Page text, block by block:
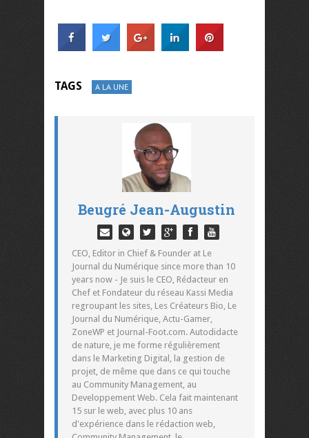
TAGS A LA UNE
Beugré Jean-Augustin
CEO, Editor in Chief & Founder at Le
Journal du Numérique since more than 10
years now - Je suis le CEO, Rédacteur en
Chef et Fondateur du réseau Kassi Media
regroupant les sites, Les Créateurs Bio, Le
Journal du Numérique, Actu-Gamer,
ZoneWP et Journal-Foot.com. Autodidacte
de nature, je me forme régulièrement
dans le Marketing Digital, la gestion de
projet, de même que dans ce qui touche
au Community Management, au
Developpement Web. Cela fait maintenant
15 sur le web, avec plus 10 ans
d'expérience dans le rédaction web,